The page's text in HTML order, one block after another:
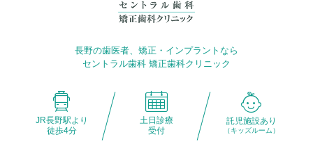
長野の歯医者、矯正・インプラントなら
セントラル歯科 矯正歯科クリニック
JR長野駅より
徒歩4分
土日診療
受付
託児施設あり
（キッズルーム）